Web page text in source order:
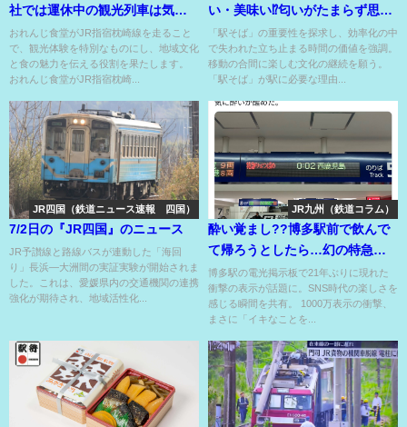
社では運休中の観光列車は気動
車の食堂車??
おれんじ食堂がJR指宿枕崎線を走ること
で、観光体験を特別なものにし、地域文化
と食の魅力を伝える役割を果たします。
おれんじ食堂がJR指宿枕崎...
い・美味い⁉匂いがたまらず思わ
ず入りたくなる駅そば⁉
「駅そば」の重要性を探求し、効率化の中
で失われた立ち止まる時間の価値を強調。
移動の合間に楽しむ文化の継続を願う。
「駅そば」が駅に必要な理由...
JR四国（鉄道ニュース速報 四国）
7/2日の『JR四国』のニュース
JR予讃線と路線バスが連動した「海回
り」長浜―大洲間の実証実験が開始されま
した。これは、愛媛県内の交通機関の連携
強化が期待され、地域活性化...
JR九州（鉄道コラム）
酔い覚まし??博多駅前で飲んで
て帰ろうとしたら…幻の特急名
と今はない駅の行先⁉
博多駅の電光掲示板で21年ぶりに現れた
衝撃の表示が話題に。SNS時代の楽しさを
感じる瞬間を共有。 1000万表示の衝撃、
まさに「イキなことを...